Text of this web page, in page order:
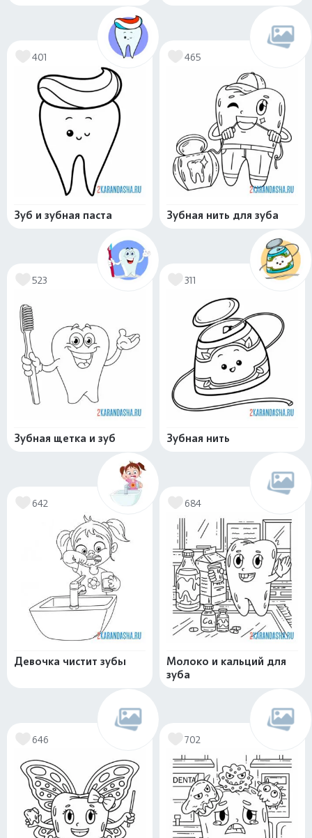
401
Зуб и зубная паста
465
Зубная нить для зуба
523
Зубная щетка и зуб
311
Зубная нить
642
Девочка чистит зубы
684
Молоко и кальций для
зуба
646 702